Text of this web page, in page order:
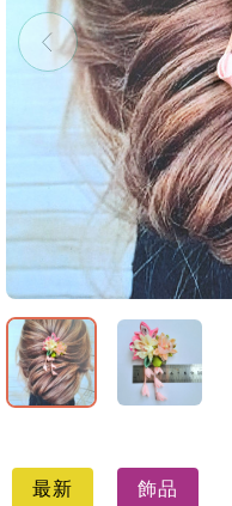
最新 飾品